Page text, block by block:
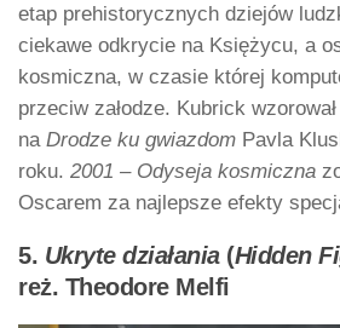
etap prehistorycznych dziejów
ciekawe odkrycie na Księżycu, a
kosmiczna, w czasie której
przeciw załodze. Kubrick
na Drodze ku gwiazdom Pavla
roku. 2001 – Odyseja kosmiczna
Oscarem za najlepsze efekty
5. Ukryte działania(Hidden
reż. Theodore Melfi